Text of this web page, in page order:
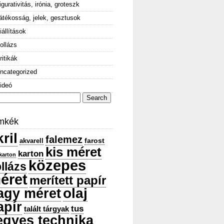
irónia, groteszk
jelek, gesztusok
akvarell falemez farost
karton kis méret
közepes
merített papír
méretolaj
talált tárgyak tus
technika